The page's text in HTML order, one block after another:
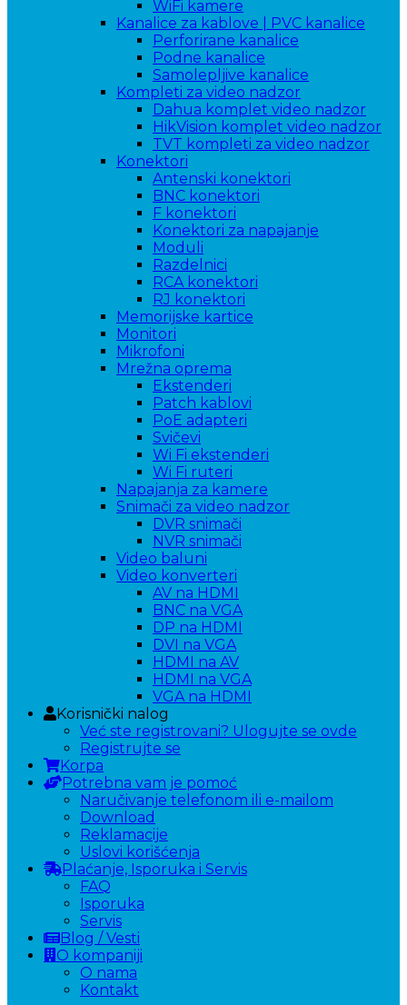
WiFi kamere
Kanalice za kablove | PVC kanalice
Perforirane kanalice
Podne kanalice
Samolepljive kanalice
Kompleti za video nadzor
Dahua komplet video nadzor
HikVision komplet video nadzor
TVT kompleti za video nadzor
Konektori
Antenski konektori
BNC konektori
F konektori
Konektori za napajanje
Moduli
Razdelnici
RCA konektori
RJ konektori
Memorijske kartice
Monitori
Mikrofoni
Mrežna oprema
Ekstenderi
Patch kablovi
PoE adapteri
Svičevi
Wi Fi ekstenderi
Wi Fi ruteri
Napajanja za kamere
Snimači za video nadzor
DVR snimači
NVR snimači
Video baluni
Video konverteri
AV na HDMI
BNC na VGA
DP na HDMI
DVI na VGA
HDMI na AV
HDMI na VGA
VGA na HDMI
Korisnički nalog
Već ste registrovani? Ulogujte se ovde
Registrujte se
Korpa
Potrebna vam je pomoć
Naručivanje telefonom ili e-mailom
Download
Reklamacije
Uslovi korišćenja
Plaćanje, Isporuka i Servis
FAQ
Isporuka
Servis
Blog / Vesti
O kompaniji
O nama
Kontakt